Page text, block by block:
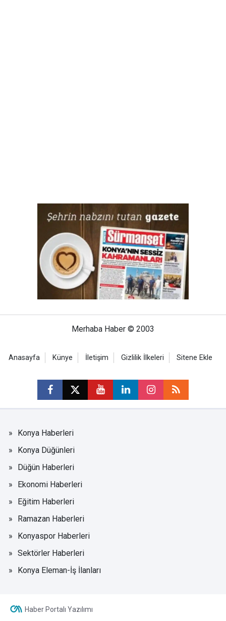
Merhaba Haber © 2003
Anasayfa Künye İletişim Gizlilik İlkeleri Sitene Ekle
Konya Haberleri
Konya Düğünleri
Düğün Haberleri
Ekonomi Haberleri
Eğitim Haberleri
Ramazan Haberleri
Konyaspor Haberleri
Sektörler Haberleri
Konya Eleman-İş İlanları
Haber Portalı Yazılımı